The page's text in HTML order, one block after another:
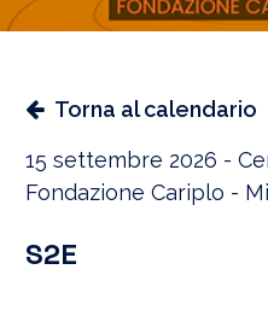
Torna al calendario
15 settembre 2026 -
Fondazione Cariplo -
S2E